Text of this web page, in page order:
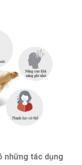
những tác dụng